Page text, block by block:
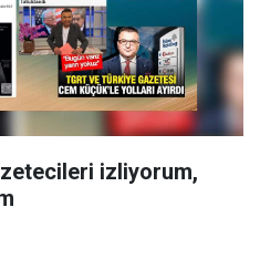
izliyorum,